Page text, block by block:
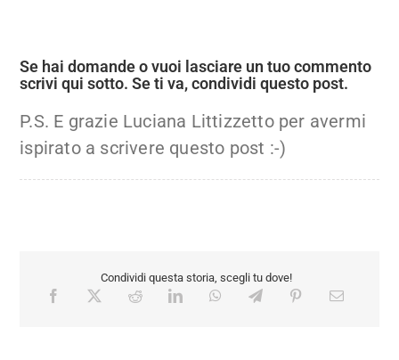
Se hai domande o vuoi lasciare un tuo commento
scrivi qui sotto. Se ti va, condividi questo post.
P.S. E grazie Luciana Littizzetto per avermi
ispirato a scrivere questo post :-)
Condividi questa storia, scegli tu dove!